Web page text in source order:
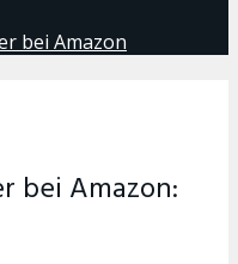
bei Amazon
bei Amazon: